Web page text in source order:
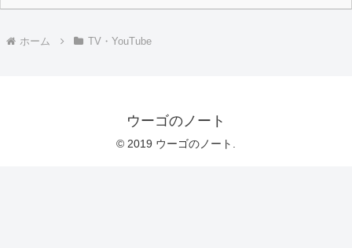
ホーム TV・YouTube
ウーゴのノート
© 2019 ウーゴのノート.